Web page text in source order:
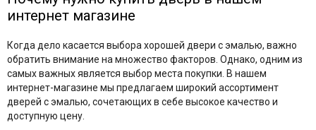
интернет магазине
Когда дело касается выбора хорошей двери с эмалью, важно
обратить внимание на множество факторов. Однако, одним из
самых важных является выбор места покупки. В нашем
интернет-магазине мы предлагаем широкий ассортимент
дверей с эмалью, сочетающих в себе высокое качество и
доступную цену.